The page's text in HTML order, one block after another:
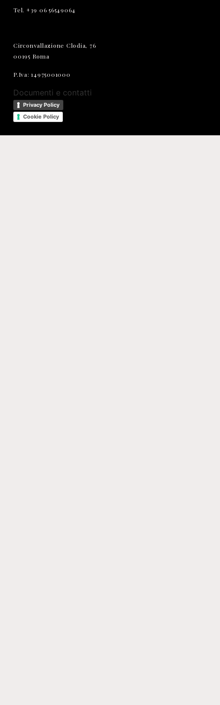
Tel. +39 06 56549064
Circonvallazione Clodia, 76
00195 Roma
P.Iva: 14975001000
Documenti e contatti
Privacy Policy
Cookie Policy